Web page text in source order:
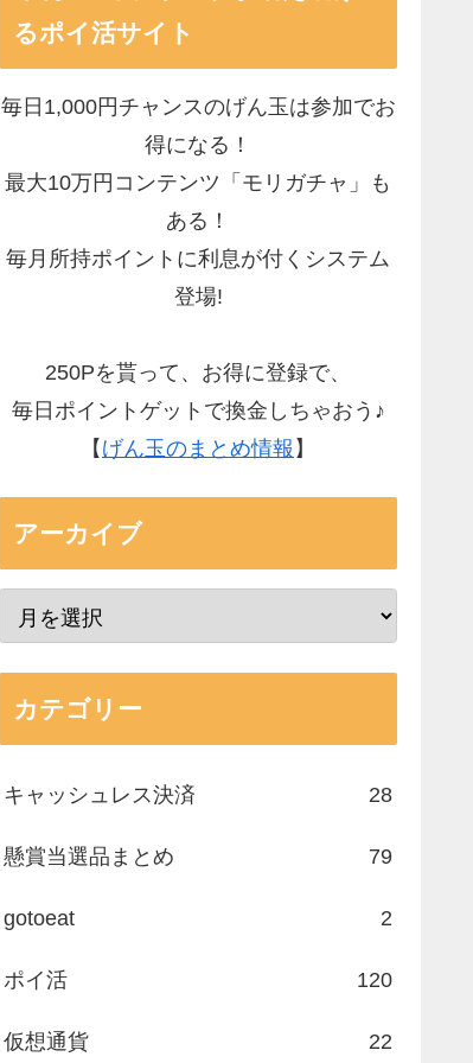
るポイ活サイト
毎日1,000円チャンスのげん玉は参加でお
得になる！
最大10万円コンテンツ「モリガチャ」も
ある！
毎月所持ポイントに利息が付くシステム
登場!
250Pを貰って、お得に登録で、
毎日ポイントゲットで換金しちゃおう♪
【 げん玉のまとめ情報 】
アーカイブ
カテゴリー
キャッシュレス決済 28
懸賞当選品まとめ 79
gotoeat 2
ポイ活 120
仮想通貨 22